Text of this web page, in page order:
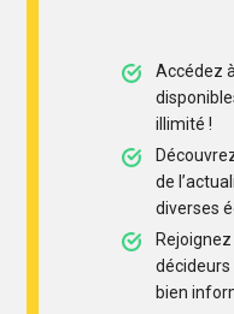
Accédez
illimité !
de
diverses
bien